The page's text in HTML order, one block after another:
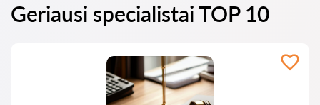
Geriausi specialistai TOP 10